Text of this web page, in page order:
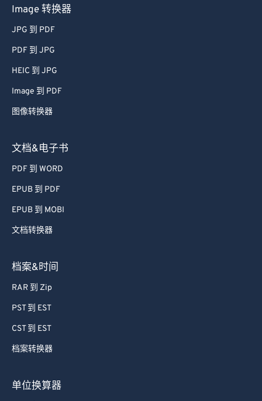
Image 转换器
JPG 到 PDF
PDF 到 JPG
HEIC 到 JPG
Image 到 PDF
图像转换器
文档&电子书
PDF 到 WORD
EPUB 到 PDF
EPUB 到 MOBI
文档转换器
档案&时间
RAR 到 Zip
PST 到 EST
CST 到 EST
档案转换器
单位换算器